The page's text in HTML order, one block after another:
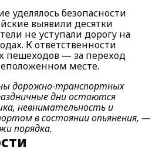
уделялось безопасности
выявили десятки
не уступали дорогу на
К ответственности
пешеходов — за переход
месте.
дорожно-транспортных
дни остаются
невнимательность и
в состоянии опьянения, —
порядка.